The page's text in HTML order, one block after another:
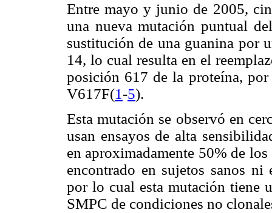
Entre mayo y junio de 2005,
una nueva mutación puntual
sustitución de una guanina por
14, lo cual resulta en el
posición 617 de la proteína,
V617F(1 -5).
Esta mutación se observó en
usan ensayos de alta
en aproximadamente 50% de
encontrado en sujetos sanos ni
por lo cual esta mutación tiene
SMPC de condiciones no